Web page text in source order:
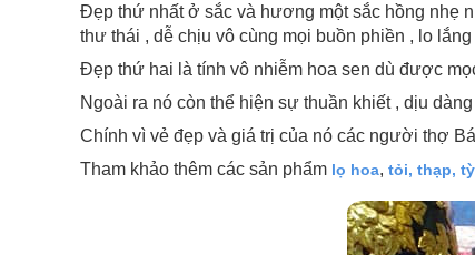
Đẹp thứ nhất ở sắc và hương một sắc hồng nhẹ
thư thái , dễ chịu vô cùng mọi buồn phiền , lo lắng
Đẹp thứ hai là tính vô nhiễm hoa sen dù được
Ngoài ra nó còn thể hiện sự thuần khiết , dịu
Chính vì vẻ đẹp và giá trị của nó các người thợ
Tham khảo thêm các sản phẩm lọ hoa, tỏi, thạp,